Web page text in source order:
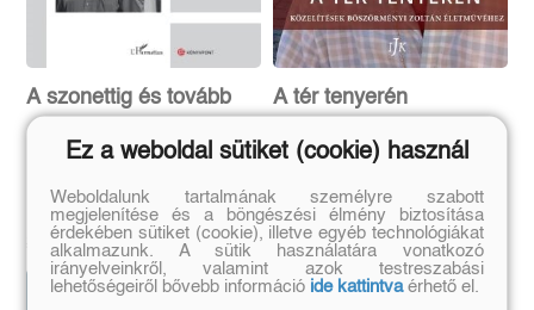
A szonettig és tovább
Bertók László költészete
Bedecs László
Eredeti ár:
2 990 Ft
Online ár:
2 512 Ft
Kosárba
A tér tenyerén
Közelítések Böszörményi
Kántás Balázs
Eredeti ár:
2 500 Ft
Online ár:
2 100 Ft
Kosárba
Ez a weboldal sütiket (cookie) használ
Weboldalunk tartalmának személyre szabott
megjelenítése és a böngészési élmény biztosítása
érdekében sütiket (cookie), illetve egyéb technológiákat
alkalmazunk. A sütik használatára vonatkozó
irányelveinkről, valamint azok testreszabási
lehetőségeiről bővebb információ ide kattintvaérhető el.